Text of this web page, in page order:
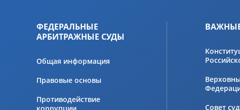
ФЕДЕРАЛЬНЫЕ
АРБИТРАЖНЫЕ СУДЫ
Общая информация
Правовые основы
Противодействие
Совет